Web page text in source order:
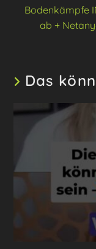
Bodenkämpfe
ab +
Das